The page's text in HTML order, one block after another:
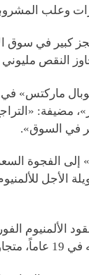
وعلب
كبير في سوق
النقص
ماركتس»
مضيفة:
في السوق».
الفجوة
الأجل
الألمنيوم
للطن.